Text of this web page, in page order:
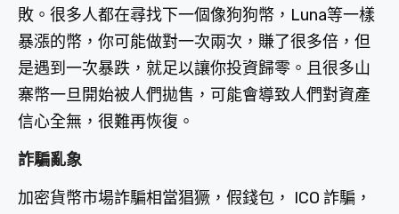
敗。很多人都在尋找下一個像狗狗幣，Luna等一樣
暴漲的幣，你可能做對一次兩次，賺了很多倍，但
是遇到一次暴跌，就足以讓你投資歸零。且很多山
寨幣一旦開始被人們拋售，可能會導致人們對資產
信心全無，很難再恢復。
詐騙亂象
加密貨幣市場詐騙相當猖獗，假錢包， ICO 詐騙，